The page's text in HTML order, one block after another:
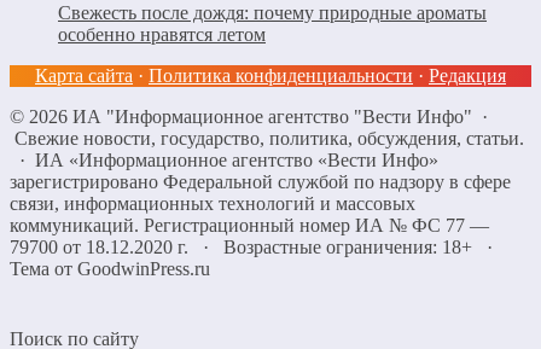
Свежесть после дождя: почему природные ароматы
особенно нравятся летом
Карта сайта · Политика конфиденциальности · Редакция
© 2026 ИА "Информационное агентство "Вести Инфо" ·
Свежие новости, государство, политика, обсуждения, статьи.
· ИА «Информационное агентство «Вести Инфо»
зарегистрировано Федеральной службой по надзору в сфере
связи, информационных технологий и массовых
коммуникаций. Регистрационный номер ИА № ФС 77 —
79700 от 18.12.2020 г. · Возрастные ограничения: 18+
·
Тема от GoodwinPress.ru
Поиск по сайту